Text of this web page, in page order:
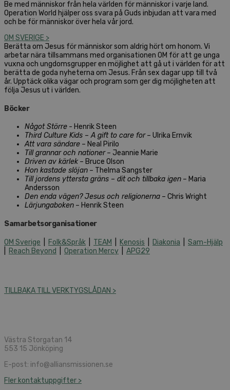
Be med människor från hela världen för människor i varje land.
Operation World hjälper oss svara på Guds inbjudan att vara med
och be för människor över hela vår jord.
OM SVERIGE >
Berätta om Jesus för människor som aldrig hört om honom. Vi
arbetar nära tillsammans med organisationen OM för att ge unga
vuxna och ungdomsgrupper en möjlighet att gå ut i världen för att
berätta de goda nyheterna om Jesus. Från sex dagar upp till två
år. Upptäck olika vägar och program som ger dig möjligheten att
följa Jesus ut i världen.
Böcker
Något Större - Henrik Steen
Third Culture Kids – A gift to care for– Ulrika Ernvik
Att vara sändare – Neal Pirilo
Till grannar och nationer– Jeannie Marie
Driven av kärlek – Bruce Olson
Hon kastade slöjan – Thelma Sangster
Till jordens yttersta gräns – dit och tillbaka igen – Maria
Andersson
Den enda vägen? Jesus och religionerna – Chris Wright
Lärjungaboken – Henrik Steen
Samarbetsorganisationer
OM Sverige Folk&Språk TEAM Kenosis Diakonia
Sam-Hjälp
Reach Beyond Operation Mercy APG29
TILLBAKA TILL VERKTYGSLÅDAN >
Västra Storgatan 14
553 15 Jönköping
E-post: info@alliansmissionen.se
Fler kontaktuppgifter >